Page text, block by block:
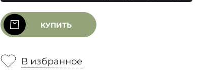
КУПИТЬ
В избранное